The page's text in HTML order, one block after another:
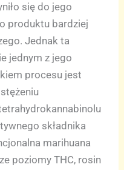
się do jego
produktu bardziej
Jednak ta
jednym z jego
procesu jest
składnika
marihuana
poziomy THC, rosin